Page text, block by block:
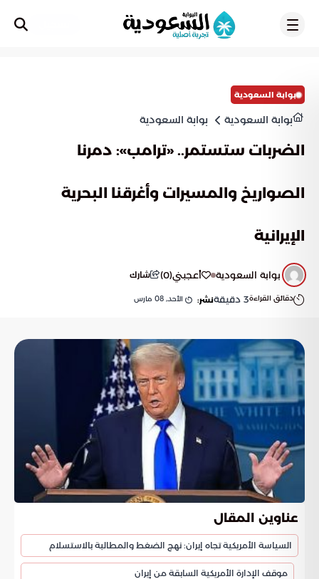
بوابة السعودية
بوابة السعودية بوابة السعودية
الضربات ستستمر.. «ترامب»: دمرنا
الصواريخ والمسيرات وأغرقنا البحرية
الإيرانية
بوابة السعودية أعجبني(
0
) شارك
دقائق القراءة3 دقيقةنشر: الأحد, 08 مارس
عناوين المقال
السياسة الأمريكية تجاه إيران: نهج الضغط والمطالبة بالاستسلام
موقف الإدارة الأمريكية السابقة من إيران